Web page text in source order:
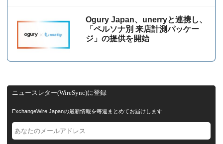
Ogury Japan、unerryと連携し、
「ペルソナ別 来店計測パッケー
ジ」の提供を開始
ニュースレター(WireSync)に登録
ExchangeWire Japanの最新情報を毎週まとめてお届けします